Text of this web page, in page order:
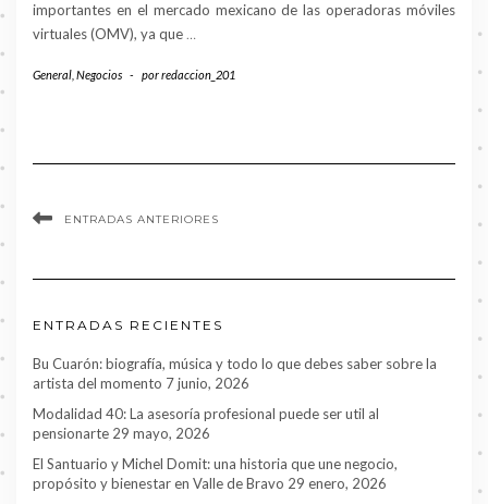
importantes en el mercado mexicano de las operadoras móviles
virtuales (OMV), ya que …
General Negocios - porredaccion_201
ENTRADAS ANTERIORES
ENTRADAS RECIENTES
Bu Cuarón: biografía, música y todo lo que debes saber sobre la
artista del momento 7 junio, 2026
Modalidad 40: La asesoría profesional puede ser util al
pensionarte 29 mayo, 2026
El Santuario y Michel Domit: una historia que une negocio,
propósito y bienestar en Valle de Bravo 29 enero, 2026